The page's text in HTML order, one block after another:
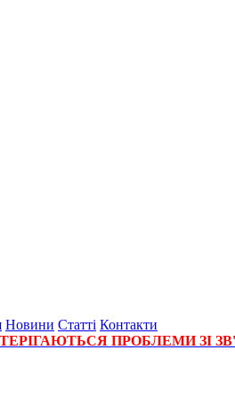
Новини Статті Контакти
ПРОБЛЕМИ ЗІ